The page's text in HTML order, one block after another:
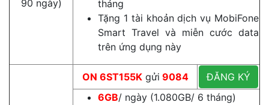
90 ngày)
tháng
Tặng 1 tài khoản dịch vụ MobiFone
Smart Travel và miễn cước data
trên ứng dụng này
ON 6ST155Kgửi 9084
ĐĂNG KÝ
6GB/ ngày (1.080GB/ 6 tháng)